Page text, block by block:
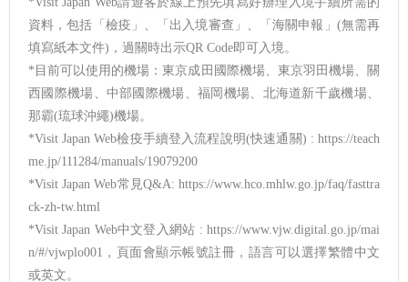
資料，包括「檢疫」、「出入境審查」、「海關申報」(無需再
填寫紙本文件)，過關時出示QR Code即可入境。
*目前可以使用的機場：東京成田國際機場、東京羽田機場、關
西國際機場、中部國際機場、福岡機場、北海道新千歲機場、
那霸(琉球沖繩)機場。
*Visit Japan Web檢疫手續登入流程說明(快速通關) : https://teach
me.jp/111284/manuals/19079200
*Visit Japan Web常見Q&A: https://www.hco.mhlw.go.jp/faq/fasttra
ck-zh-tw.html
*Visit Japan Web中文登入網站 : https://www.vjw.digital.go.jp/mai
n/#/vjwplo001，頁面會顯示帳號註冊，語言可以選擇繁體中文
或英文。